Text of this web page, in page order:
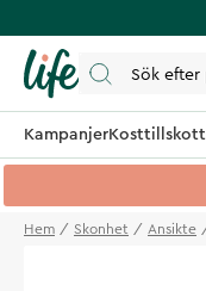
KampanjerKosttillskott
Hem Skonhet Ansikte